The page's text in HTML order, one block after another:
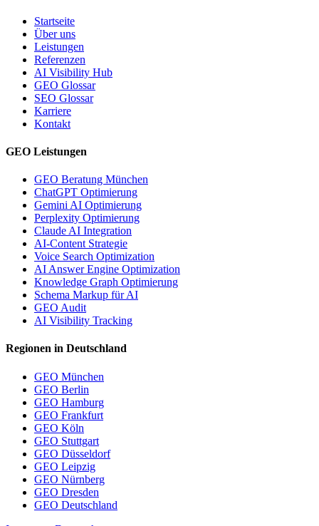
Startseite
Über uns
Leistungen
Referenzen
AI Visibility Hub
GEO Glossar
SEO Glossar
Karriere
Kontakt
GEO Leistungen
GEO Beratung München
ChatGPT Optimierung
Gemini AI Optimierung
Perplexity Optimierung
Claude AI Integration
AI-Content Strategie
Voice Search Optimization
AI Answer Engine Optimization
Knowledge Graph Optimierung
Schema Markup für AI
GEO Audit
AI Visibility Tracking
Regionen in Deutschland
GEO München
GEO Berlin
GEO Hamburg
GEO Frankfurt
GEO Köln
GEO Stuttgart
GEO Düsseldorf
GEO Leipzig
GEO Nürnberg
GEO Dresden
GEO Deutschland